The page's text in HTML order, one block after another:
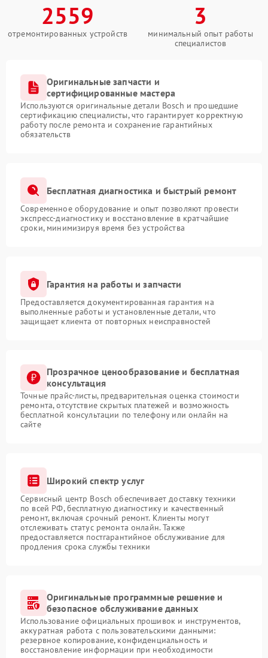
2559
отремонтированных устройств
3
минимальный опыт работы
специалистов
Оригинальные запчасти и
сертифицированные мастера
Используются оригинальные детали Bosch и прошедшие
сертификацию специалисты, что гарантирует корректную
работу после ремонта и сохранение гарантийных
обязательств
Бесплатная диагностика и быстрый ремонт
Современное оборудование и опыт позволяют провести
экспресс-диагностику и восстановление в кратчайшие
сроки, минимизируя время без устройства
Гарантия на работы и запчасти
Предоставляется документированная гарантия на
выполненные работы и установленные детали, что
защищает клиента от повторных неисправностей
Прозрачное ценообразование и бесплатная
консультация
Точные прайс-листы, предварительная оценка стоимости
ремонта, отсутствие скрытых платежей и возможность
бесплатной консультации по телефону или онлайн на
сайте
Широкий спектр услуг
Сервисный центр Bosch обеспечивает доставку техники
по всей РФ, бесплатную диагностику и качественный
ремонт, включая срочный ремонт. Клиенты могут
отслеживать статус ремонта онлайн. Также
предоставляется постгарантийное обслуживание для
продления срока службы техники
Оригинальные программные решение и
безопасное обслуживание данных
Использование официальных прошивок и инструментов,
аккуратная работа с пользовательскими данными:
резервное копирование, конфиденциальность и
восстановление информации при необходимости